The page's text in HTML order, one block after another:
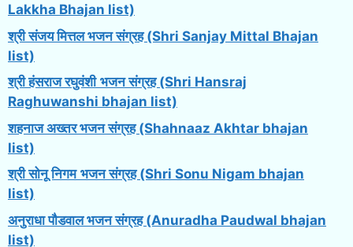
Lakkha Bhajan list)
श्री संजय मित्तल भजन संग्रह (Shri Sanjay Mittal Bhajan
list)
श्री हंसराज रघुवंशी भजन संग्रह (Shri Hansraj
Raghuwanshi bhajan list)
शहनाज अख्तर भजन संग्रह (Shahnaaz Akhtar bhajan
list)
श्री सोनू निगम भजन संग्रह (Shri Sonu Nigam bhajan
list)
अनुराधा पौडवाल भजन संग्रह (Anuradha Paudwal bhajan
list)